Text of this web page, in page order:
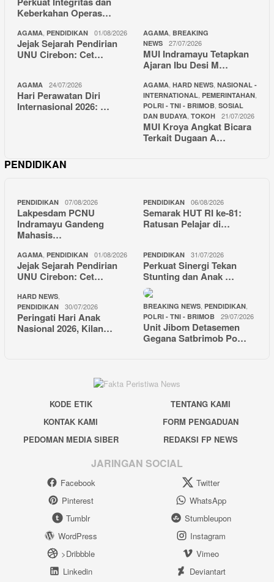
Keberkahan Operas…
AGAMA PENDIDIKAN 01/08/2026
Jejak Sejarah Pendirian
UNU Cirebon: Cet…
AGAMA BREAKING
NEWS
27/07/2026
MUI Indramayu Tetapkan
Ajaran Ibu Desi M…
AGAMA 24/07/2026
Hari Perawatan Diri
Internasional 2026: …
AGAMA HARD NEWS NASIONAL -
INTERNATIONAL PEMERINTAHAN
POLRI - TNI - BRIMOB SOSIAL
DAN BUDAYA TOKOH 21/07/2026
MUI Kroya Angkat Bicara
Terkait Dugaan A…
PENDIDIKAN
PENDIDIKAN 07/08/2026
Lakpesdam PCNU
Indramayu Gandeng
Mahasis…
PENDIDIKAN 06/08/2026
Semarak HUT RI ke-81:
Ratusan Pelajar di…
AGAMA PENDIDIKAN 01/08/2026
Jejak Sejarah Pendirian
UNU Cirebon: Cet…
PENDIDIKAN 31/07/2026
Perkuat Sinergi Tekan
Stunting dan Anak …
HARD NEWS
PENDIDIKAN 30/07/2026
Peringati Hari Anak
Nasional 2026, Kilan…
BREAKING NEWS PENDIDIKAN
POLRI - TNI - BRIMOB 29/07/2026
Unit Jibom Detasemen
Gegana Satbrimob Po…
KODE ETIK
TENTANG KAMI
KONTAK KAMI
FORM PENGADUAN
PEDOMAN MEDIA SIBER
REDAKSI FP NEWS
JARINGAN SOCIAL
Facebook
Twitter
Pinterest
WhatsApp
Tumblr
Stumbleupon
WordPress
Instagram
>Dribbble
Vimeo
Linkedin
Deviantart